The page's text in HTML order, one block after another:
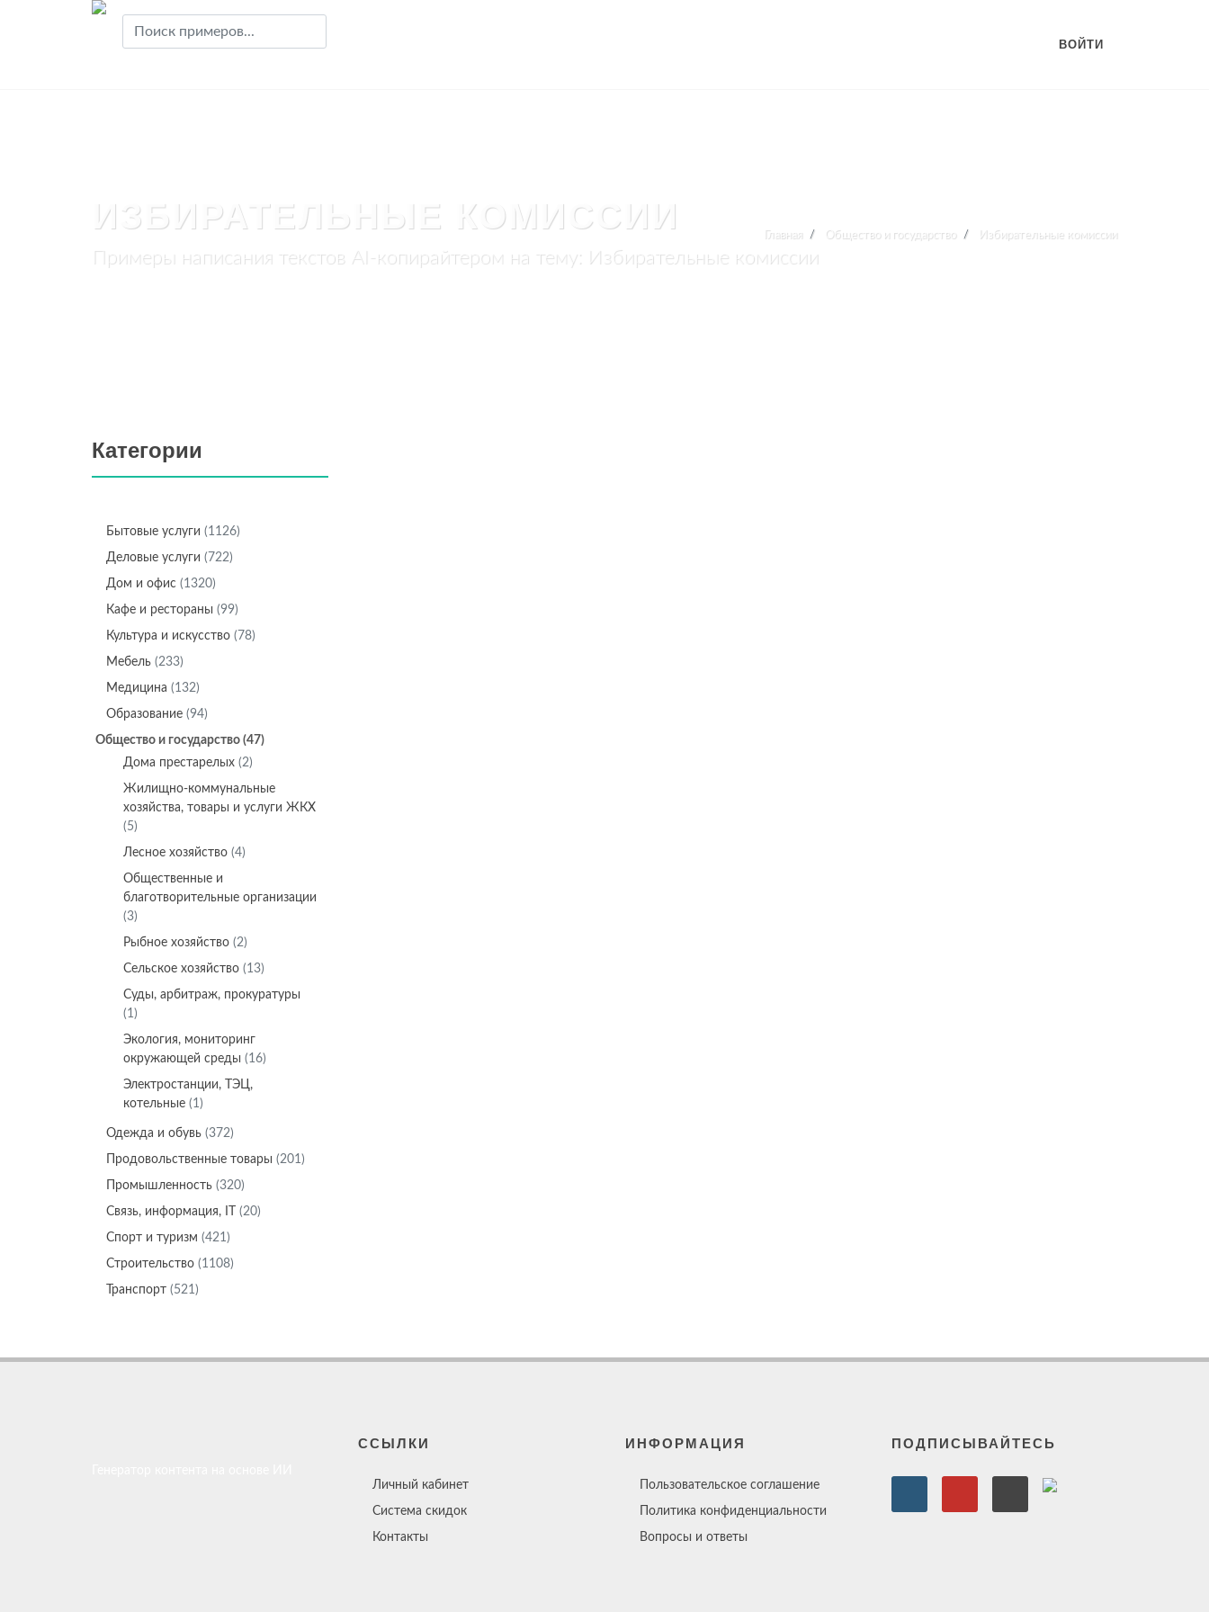
ВОЙТИ
ИЗБИРАТЕЛЬНЫЕ КОМИССИИ
Примеры написания текстов AI-копирайтером на тему: Избирательные комиссии
Главная Общество и государство Избирательные комиссии
Категории
Бытовые услуги (1126)
Деловые услуги (722)
Дом и офис (1320)
Кафе и рестораны (99)
Культура и искусство (78)
Мебель (233)
Медицина (132)
Образование (94)
Общество и государство (47)
Дома престарелых (2)
Жилищно-коммунальные
хозяйства, товары и услуги ЖКХ
(5)
Лесное хозяйство (4)
Общественные и
благотворительные организации
(3)
Рыбное хозяйство (2)
Сельское хозяйство (13)
Суды, арбитраж, прокуратуры
(1)
Экология, мониторинг
окружающей среды (16)
Электростанции, ТЭЦ,
котельные (1)
Одежда и обувь (372)
Продовольственные товары (201)
Промышленность (320)
Связь, информация, IT (20)
Спорт и туризм (421)
Строительство (1108)
Транспорт (521)
ССЫЛКИ
Личный кабинет
Система скидок
Контакты
ИНФОРМАЦИЯ
Пользовательское соглашение
Политика конфиденциальности
Вопросы и ответы
ПОДПИСЫВАЙТЕСЬ